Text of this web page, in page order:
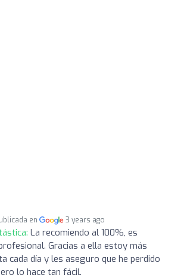
en 3 years ago
La recomiendo al 100%, es
Gracias a ella estoy más
cada día y les aseguro que he perdido
lo hace tan fácil.